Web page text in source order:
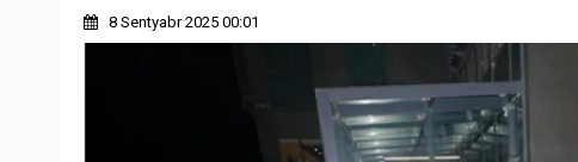
8 Sentyabr 2025 00:01